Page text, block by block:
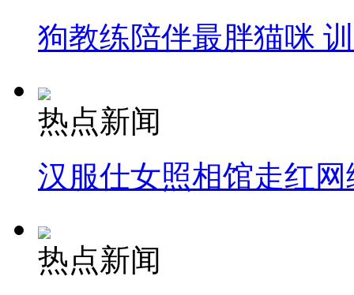
狗教练陪伴最胖猫咪
热点新闻
汉服仕女照相馆走红网
热点新闻